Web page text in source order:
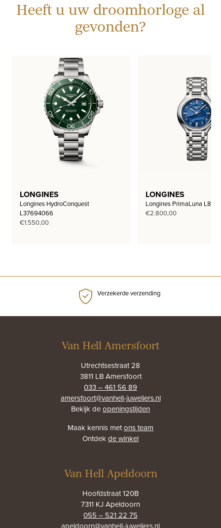
Heeft u uw droomhorloge al
gevonden?
LONGINES
Longines HydroConquest
L37694066
€1.550,00
LONGINES
Longines PrimaLuna
€2.800,00
Verzekerde verzending
Van Hell Amersfoort
Utrechtsestraat 28
3811 LB Amersfoort
033 – 461 56 89
amersfoort@vanhell-juweliers.nl
Bekijk deopeningstijden
Maak kennis metons team
Ontdekde winkel
Van Hell Apeldoorn
Hoofdstraat 120B
7311 KJ Apeldoorn
055 – 521 22 75
apeldoorn@vanhell-juweliers.nl